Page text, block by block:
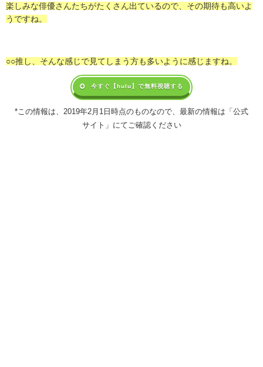
楽しみな俳優さんたちがたくさん出ているので、その期待も高いよ
うですね。
○○推し、そんな感じで見てしまう方も多いように感じますね。
今すぐ【hulu】で無料視聴する
*この情報は、2019年2月1日時点のものなので、最新の情報は「公式
サイト」にてご確認ください